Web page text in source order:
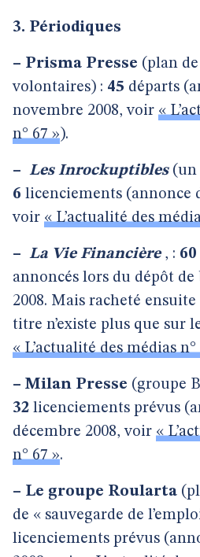
3. Périodiques
– Prisma Presse (plan
volontaires) : 45 départs
novembre 2008, voir «
n° 67 »).
– Les Inrockuptibles (un
6 licenciements (annonce
voir « L’actualité des
– La Vie Financière , : 60
annoncés lors du dépôt
2008. Mais racheté ensuite
titre n’existe plus que sur
« L’actualité des médias n°
– Milan Presse (groupe
32 licenciements prévus
décembre 2008, voir «
n° 67 ».
– Le groupe Roularta
de « sauvegarde de
licenciements prévus